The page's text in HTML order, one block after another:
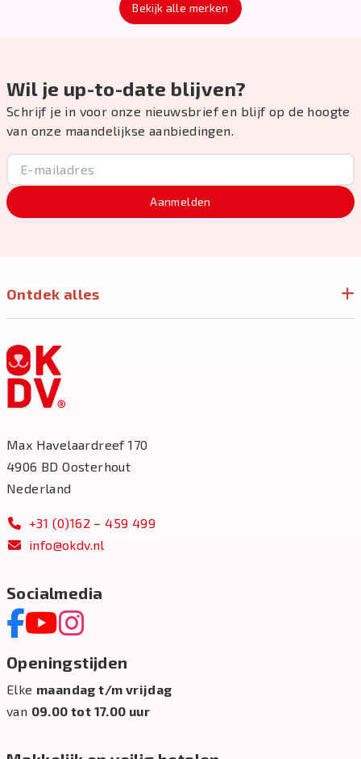
Bekijk alle merken
Wil je up-to-date blijven?
Schrijf je in voor onze nieuwsbrief en blijf op de hoogte
van onze maandelijkse aanbiedingen.
Aanmelden
Ontdek alles
Max Havelaardreef 170
4906 BD Oosterhout
Nederland
+31 (0)162 – 459 499
info@okdv.nl
Socialmedia
Openingstijden
Elke maandag t/m vrijdag
van 09.00 tot 17.00 uur